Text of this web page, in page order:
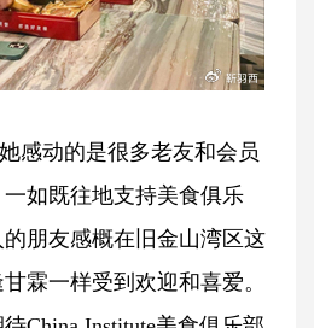
感动的是很多老友和会员
如既往地支持美食俱乐
朋友感概在旧金山湾区这
霖一样受到欢迎和喜爱。